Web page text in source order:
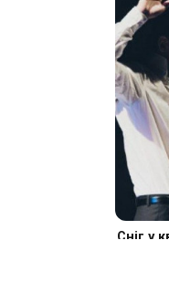
З цією
так.
05 вер,